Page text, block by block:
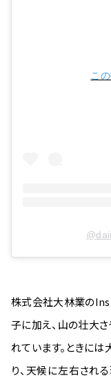
こ
株式会社大林業の
子に加え、山の壮大
れています。ときに
り、天候に左右され